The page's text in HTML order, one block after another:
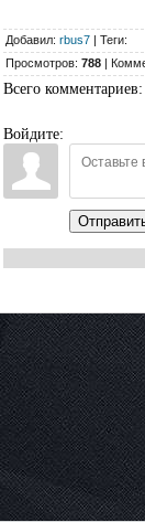
Добавил: rbus7 | Теги:
Просмотров: 788 |
Всего комментариев:
Войдите: